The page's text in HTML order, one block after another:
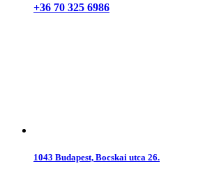
+36 70 325 6986
1043 Budapest, Bocskai utca 26.